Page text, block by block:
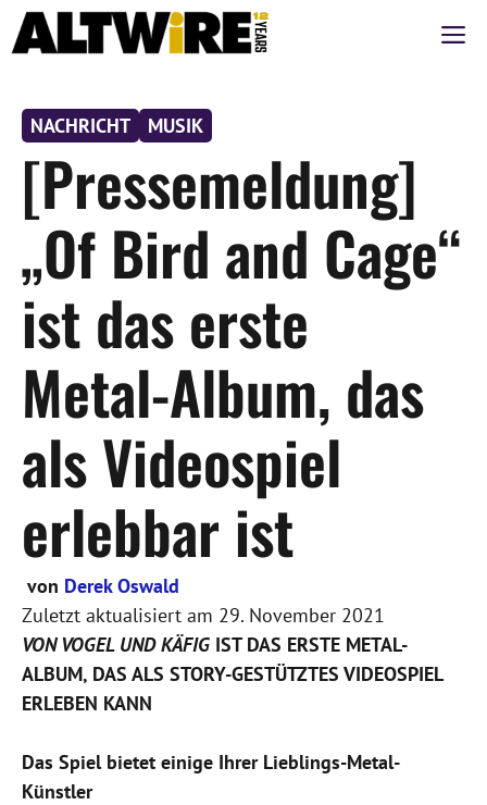
Zum
Inhalt
NACHRICHT MUSIK
[Pressemeldung]
„Of Bird and Cage“
ist das erste
Metal-Album, das
als Videospiel
erlebbar ist
von Derek Oswald
Zuletzt aktualisiert am 29. November 2021
VON VOGEL UND KÄFIG IST DAS ERSTE METAL-
ALBUM, DAS ALS STORY-GESTÜTZTES VIDEOSPIEL
ERLEBEN KANN
Das Spiel bietet einige Ihrer Lieblings-Metal-
Künstler